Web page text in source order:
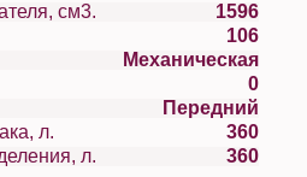
Рабочий объем двигателя, см3.
1596
106
Механическая
0
Передний
Объем топливного бака, л.
360
Объем багажного отделения, л.
360